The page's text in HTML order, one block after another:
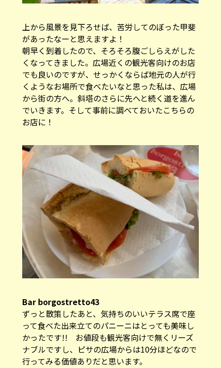
上から風景を見下ろせば、苦労してのぼった甲斐
があったなーと思えますよ！
朝早く到着したので、そろそろ腹ごしらえがした
くなってきました。広場近くの観光客向けのお店
でも良いのですが、せっかくならば地元の人が行
くようなお場所で食べたいなと思った私は、広場
から街の方へ。斜塔のさらに先へと続く道を進ん
でいきます。そして事前に調べておいたこちらの
お店に！
Bar borgostretto43
ずっと散策したあと、気持ちのいいテラス席で座
って食べた出来立てのパニーニはとっても美味し
かったです!! お値段も観光客向けで無くリーズ
ナブルですし、ピサの広場からは10分ほどなので
行ってみる価値ありだと思います。